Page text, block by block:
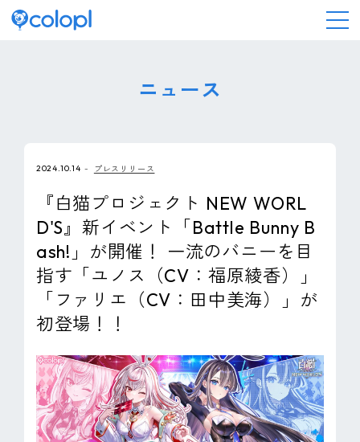
IR情報
採用情報
サステナビリティ
ピンマーク
EN
ニュース
2024.10.14 プレスリリース
『白猫プロジェクト NEW WORL
D'S』新イベント「Battle Bunny B
ash!」が開催！ 一流のバニーを目
指す「ユノス（CV：福原綾香）」
「ファリエ（CV：田中美海）」が
初登場！！